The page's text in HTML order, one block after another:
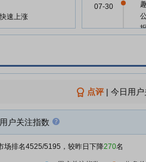
速上涨
还99.37万
年限制性股票
于2026年8月
07-30
07-30
点评| 今日用
用户关注指数
场排名4525/5195，较昨日下降270名